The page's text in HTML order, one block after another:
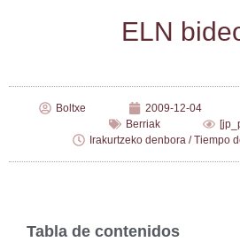
ELN
Boltxe 2009-12-04
Berriak
Irakurtzeko denbora / Tiempo
Tabla de contenidos